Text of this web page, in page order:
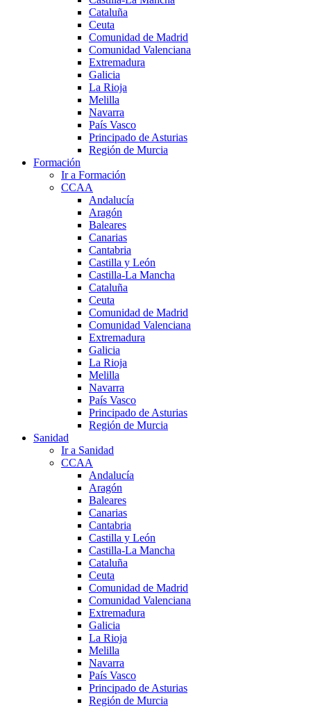
Cataluña
Ceuta
Comunidad de Madrid
Comunidad Valenciana
Extremadura
Galicia
La Rioja
Melilla
Navarra
País Vasco
Principado de Asturias
Región de Murcia
Formación
Ir a Formación
CCAA
Andalucía
Aragón
Baleares
Canarias
Cantabria
Castilla y León
Castilla-La Mancha
Cataluña
Ceuta
Comunidad de Madrid
Comunidad Valenciana
Extremadura
Galicia
La Rioja
Melilla
Navarra
País Vasco
Principado de Asturias
Región de Murcia
Sanidad
Ir a Sanidad
CCAA
Andalucía
Aragón
Baleares
Canarias
Cantabria
Castilla y León
Castilla-La Mancha
Cataluña
Ceuta
Comunidad de Madrid
Comunidad Valenciana
Extremadura
Galicia
La Rioja
Melilla
Navarra
País Vasco
Principado de Asturias
Región de Murcia